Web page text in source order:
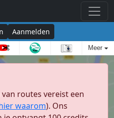
Aanmelden
Meer
routes vereist een
waarom). Ons